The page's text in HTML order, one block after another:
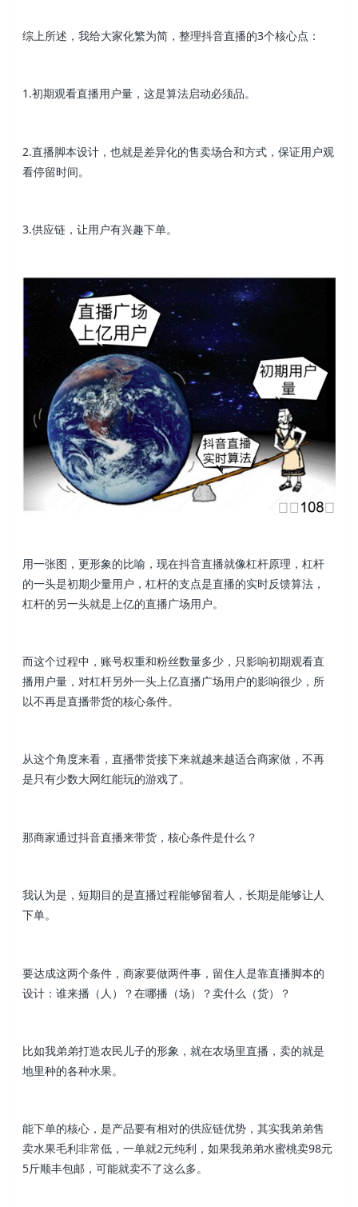
综上所述，我给大家化繁为简，整理抖音直播的3个核心点：
1.初期观看直播用户量，这是算法启动必须品。
2.直播脚本设计，也就是差异化的售卖场合和方式，保证用户观
看停留时间。
3.供应链，让用户有兴趣下单。
用一张图，更形象的比喻，现在抖音直播就像杠杆原理，杠杆
的一头是初期少量用户，杠杆的支点是直播的实时反馈算法，
杠杆的另一头就是上亿的直播广场用户。
而这个过程中，账号权重和粉丝数量多少，只影响初期观看直
播用户量，对杠杆另外一头上亿直播广场用户的影响很少，所
以不再是直播带货的核心条件。
从这个角度来看，直播带货接下来就越来越适合商家做，不再
是只有少数大网红能玩的游戏了。
那商家通过抖音直播来带货，核心条件是什么？
我认为是，短期目的是直播过程能够留着人，长期是能够让人
下单。
要达成这两个条件，商家要做两件事，留住人是靠直播脚本的
设计：谁来播（人）？在哪播（场）？卖什么（货）？
比如我弟弟打造农民儿子的形象，就在农场里直播，卖的就是
地里种的各种水果。
能下单的核心，是产品要有相对的供应链优势，其实我弟弟售
卖水果毛利非常低，一单就2元纯利，如果我弟弟水蜜桃卖98元
5斤顺丰包邮，可能就卖不了这么多。